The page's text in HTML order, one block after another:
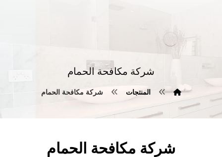
شركة مكافحة الحمام
المنتجات شركة مكافحة الحمام
شركة مكافحة الحمام